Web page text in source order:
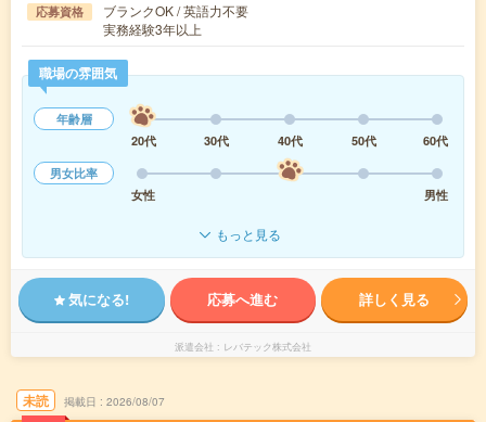
応募資格
ブランクOK / 英語力不要
実務経験3年以上
職場の雰囲気
年齢層
20代
30代 40代 50代
60代
男女比率
女性
男性
もっと見る
気になる! 応募へ進む 詳しく見る
派遣会社 レバテック株式会社
未読 掲載日 2026/08/07